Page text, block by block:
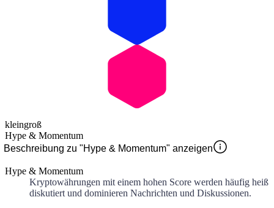
kleingroß
Hype & Momentum
Beschreibung zu "Hype & Momentum" anzeigen
Hype & Momentum
Kryptowährungen mit einem hohen Score werden häufig heiß
diskutiert und dominieren Nachrichten und Diskussionen.